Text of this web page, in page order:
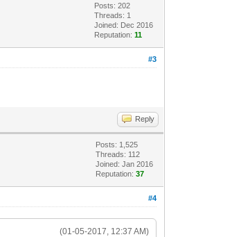
Posts: 202
Threads: 1
Joined: Dec 2016
Reputation:11
#3
Reply
Posts: 1,525
Threads: 112
Joined: Jan 2016
Reputation:37
#4
(01-05-2017, 12:37 AM)